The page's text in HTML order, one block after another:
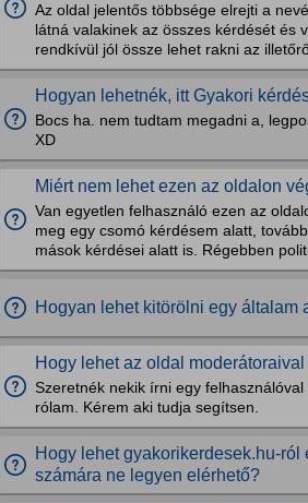
Az oldal jelentős többsége elrejti a
látná valakinek az összes kérdését és
rendkívül jól össze lehet rakni az
Hogyan lehetnék, itt Gyakori
Bocs ha. nem tudtam megadni a,
XD
Miért nem lehet ezen az oldalon
Van egyetlen felhasználó ezen az
meg egy csomó kérdésem alatt,
mások kérdései alatt is. Régebben
Hogyan lehet kitörölni egy általam
Hogy lehet az oldal
Szeretnék nekik írni egy
rólam. Kérem aki tudja segítsen.
Hogy lehet gyakorikerdesek.hu-
számára ne legyen elérhető?